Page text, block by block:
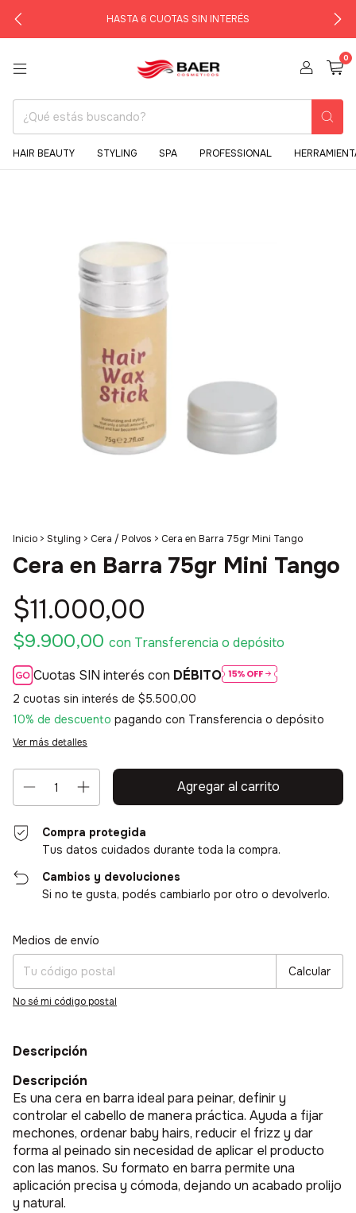
HASTA 6 CUOTAS SIN INTERÉS
0
HAIR BEAUTY STYLING SPA PROFESSIONAL
Inicio > Styling > Cera / Polvos > Cera en Barra 75gr Mini Tango
Cera en Barra 75gr Mini Tango
$11.000,00
$9.900,00 con Transferencia o depósito
Cuotas SIN interés con DÉBITO
2 cuotas sin interés de $5.500,00
10% de descuento pagando con Transferencia o depósito
Ver más detalles
Compra protegida
Tus datos cuidados durante toda la compra.
Cambios y devoluciones
Si no te gusta, podés cambiarlo por otro o devolverlo.
Entregas para el CP:
Medios de envío
Calcular
No sé mi código postal
Descripción
Descripción
Es una cera en barra ideal para peinar, definir y
controlar el cabello de manera práctica. Ayuda a fijar
mechones, ordenar baby hairs, reducir el frizz y dar
forma al peinado sin necesidad de aplicar el producto
con las manos. Su formato en barra permite una
aplicación precisa y cómoda, dejando un acabado prolijo
y natural.